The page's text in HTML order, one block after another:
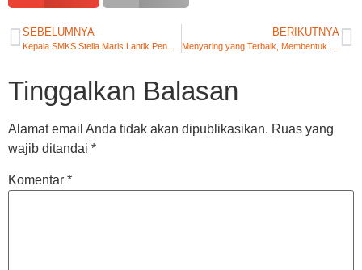
SEBELUMNYA BERIKUTNYA
Tinggalkan Balasan
Alamat email Anda tidak akan dipublikasikan. Ruas yang
wajib ditandai *
Komentar *